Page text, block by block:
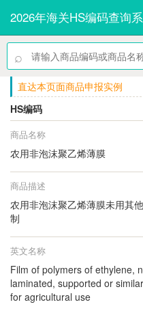
2026年海关HS编码查询
⌕
直达本页面商品申报实例
HS编码
商品名称
农用非泡沫聚乙烯薄膜
商品描述
农用非泡沫聚乙烯薄膜未用其
制
英文名称
Film of polymers of ethylene,
laminated, supported or
for agricultural use